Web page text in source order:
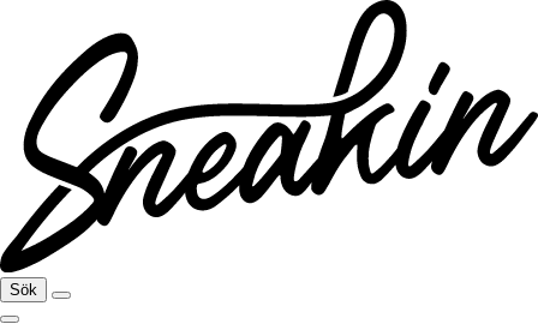
Sök